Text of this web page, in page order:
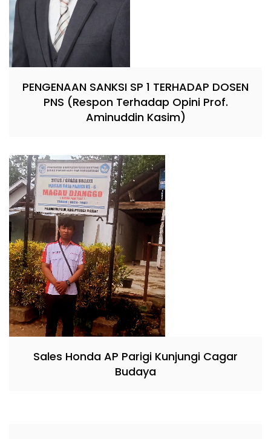
PENGENAAN SANKSI SP 1 TERHADAP DOSEN
PNS (Respon Terhadap Opini Prof.
Aminuddin Kasim)
Sales Honda AP Parigi Kunjungi Cagar
Budaya